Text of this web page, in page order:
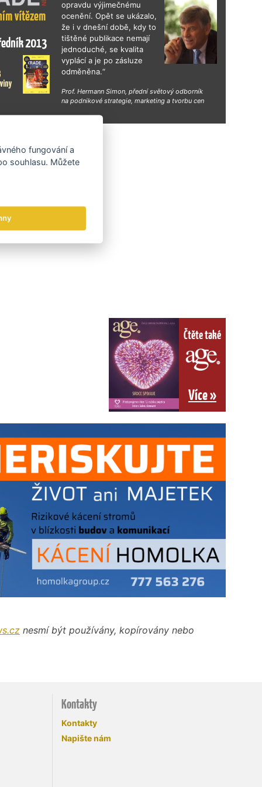
opravdu výjimečnému
ocenění. Opět se ukázalo,
že i v dnešní době, kdy to
tištěné publikace nemají
jednoduché, se kvalita
vyplácí a je po zásluze
odměněna.“
Prof. Hermann Simon, přední světový odborník
na podnikové strategie, marketing a tvorbu cen
Čtěte také
Více »
nesmí být používány, kopírovány nebo
Kontakty
Kontakty
Napište nám
fungování a
souhlasu. Můžete